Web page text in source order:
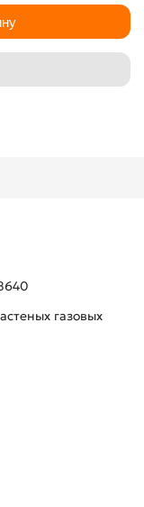
газовых